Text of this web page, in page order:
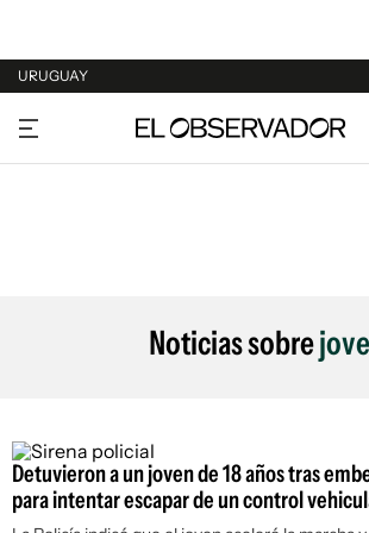
URUGUAY
URUGUAY
ARGENTINA
Noticias sobre
Detuvieron a un joven de 18 años tras
para intentar escapar de un control